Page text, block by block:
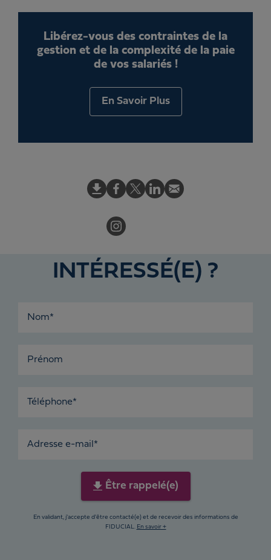
Libérez-vous des contraintes de la
gestion et de la complexité de la paie
de vos salariés !
En Savoir Plus
INTÉRESSÉ(E) ?
Nom*
Prénom
Téléphone*
Adresse e-mail*
Être rappelé(e)
En validant, j'accepte d'être contacté(e) et de recevoir des informations de
FIDUCIAL. En savoir +